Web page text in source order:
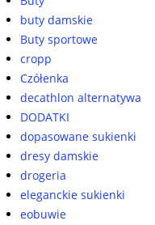
buty damskie
Buty sportowe
cropp
Czółenka
decathlon alternatywa
DODATKI
dopasowane sukienki
dresy damskie
drogeria
eleganckie sukienki
eobuwie